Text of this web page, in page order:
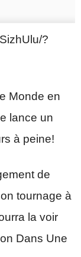
?
Monde en
lance un
à peine!
de
tournage à
la voir
Dans Une